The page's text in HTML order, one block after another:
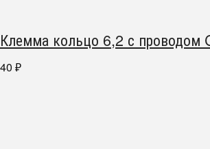
Клемма кольцо 6,2 с проводом
40 ₽